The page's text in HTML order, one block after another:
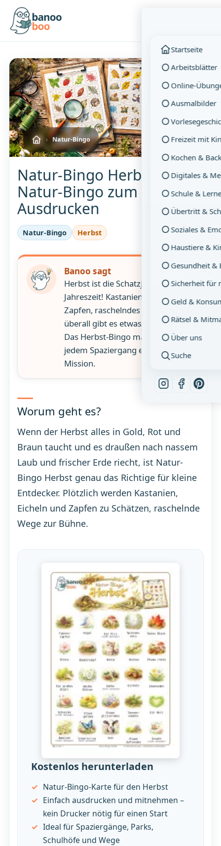
Startseite
Arbeitsblätter
Online-
Ausmalbilder
Freizeit mit
Kochen &
Digitales &
Schule &
Übertritt &
Soziales &
Haustiere &
Gesundheit &
Sicherheit für
Geld &
Rätsel &
Über uns
Suche
› Natur-Bingo
Natur-Bingo Herbst –
Natur-Bingo zum
Ausdrucken
Natur-Bingo Herbst
Banoo sagt
Herbst ist die Schatzjäger-
Jahreszeit! Kastanien, Eicheln,
Zapfen, raschelndes Laub –
überall gibt es etwas zu finden.
Das Herbst-Bingo macht aus
jedem Spaziergang eine echte
Mission.
Worum geht es?
Wenn der Herbst alles in Gold, Rot und
Braun taucht und es draußen nach nassem
Laub und frischer Erde riecht, ist Natur-
Bingo Herbst genau das Richtige für kleine
Entdecker. Plötzlich werden Kastanien,
Eicheln und Zapfen zu Schätzen, raschelnde
Wege zur Bühne.
Kostenlos herunterladen
Natur-Bingo-Karte für den Herbst
Einfach ausdrucken und mitnehmen –
kein Drucker nötig für einen Start
Ideal für Spaziergänge, Parks,
Schulhöfe und Wege